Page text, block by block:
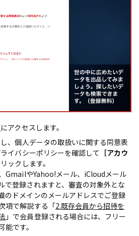
にアクセスします。
、個人データの取扱いに関する同意表
イバシーポリシーを確認して ［アカウ
ックします。
GmailやYahoo!メール、iCloudメール
で登録されますと、審査の対象外とな
のドメインのメールアドレスでご登録
項で解説する「2.既存会員から招待を
」で会員登録される場合には、フリー
能です。